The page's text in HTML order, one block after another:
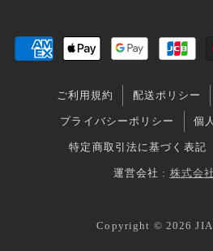
r
m
で
つ
見
て
く
さ
ご利用規約 配送ポリシー
プライバシーポリシー 個
特定商取引法に基づく表記
運営会社 : 株式会
Copyright © 2026